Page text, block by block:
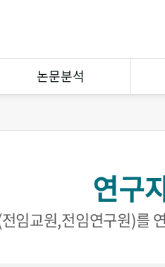
논문분석
연구
임교원,전임연구원)를